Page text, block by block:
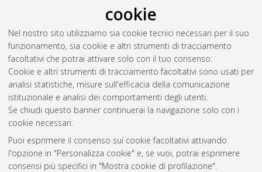
cookie
Nel nostro sito utilizziamo sia cookie tecnici necessari per il suo
funzionamento, sia cookie e altri strumenti di tracciamento
facoltativi che potrai attivare solo con il tuo consenso.
Cookie e altri strumenti di tracciamento facoltativi sono usati per
analisi statistiche, misure sull'efficacia della comunicazione
istituzionale e analisi dei comportamenti degli utenti.
Se chiudi questo banner continuerai la navigazione solo con i
cookie necessari.
Puoi esprimere il consenso sui cookie facoltativi attivando
l'opzione in "Personalizza cookie" e, se vuoi, potrai esprimere
consensi più specifici in "Mostra cookie di profilazione".
Gestione del documento:
Atom
Rss 1.0